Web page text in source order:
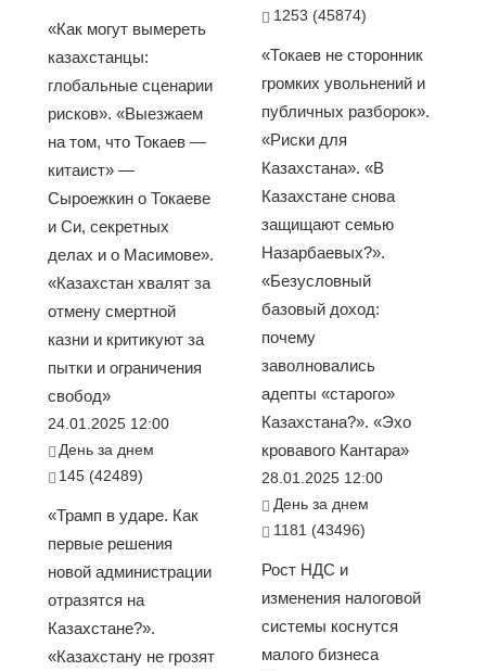
«Как могут вымереть
казахстанцы:
глобальные сценарии
рисков». «Выезжаем
на том, что Токаев —
китаист» —
Сыроежкин о Токаеве
и Си, секретных
делах и о Масимове».
«Казахстан хвалят за
отмену смертной
казни и критикуют за
пытки и ограничения
свобод»
24.01.2025 12:00
День за днем
145 (42489)
«Трамп в ударе. Как
первые решения
новой администрации
отразятся на
Казахстане?».
«Казахстану не грозят
1253 (45874)
«Токаев не сторонник
громких увольнений и
публичных разборок».
«Риски для
Казахстана». «В
Казахстане снова
защищают семью
Назарбаевых?».
«Безусловный
базовый доход:
почему
заволновались
адепты «старого»
Казахстана?». «Эхо
кровавого Кантара»
28.01.2025 12:00
День за днем
1181 (43496)
Рост НДС и
изменения налоговой
системы коснутся
малого бизнеса